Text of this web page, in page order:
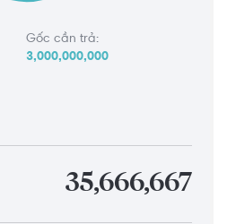
Gốc cần trả:
3,000,000,000
35,666,667